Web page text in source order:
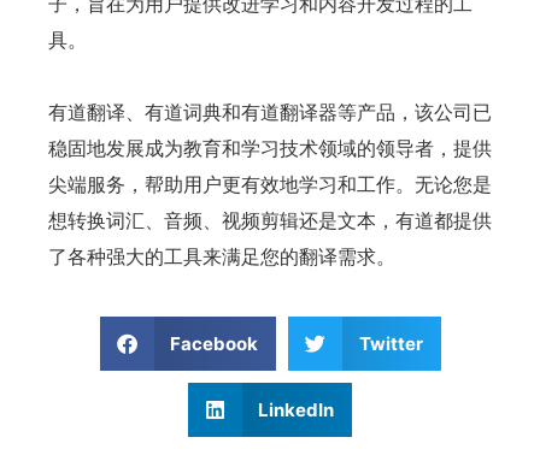
具。
有道翻译、有道词典和有道翻译器等产品，该公司已
稳固地发展成为教育和学习技术领域的领导者，提供
尖端服务，帮助用户更有效地学习和工作。无论您是
想转换词汇、音频、视频剪辑还是文本，有道都提供
了各种强大的工具来满足您的翻译需求。
Facebook Twitter
LinkedIn